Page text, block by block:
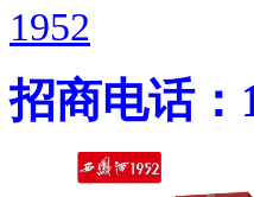
1952
招商电话：